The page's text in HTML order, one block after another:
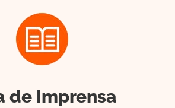
de Imprensa